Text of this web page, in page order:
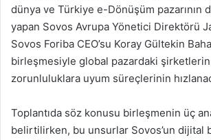
dünya ve Türkiye e-Dönüşüm pazarının
yapan Sovos Avrupa Yönetici Direktörü
Sovos Foriba CEO’su Koray Gültekin
birleşmesiyle global pazardaki
zorunluluklara uyum süreçlerinin
Toplantıda söz konusu birleşmenin üç
belirtilirken, bu unsurlar Sovos’un dijital